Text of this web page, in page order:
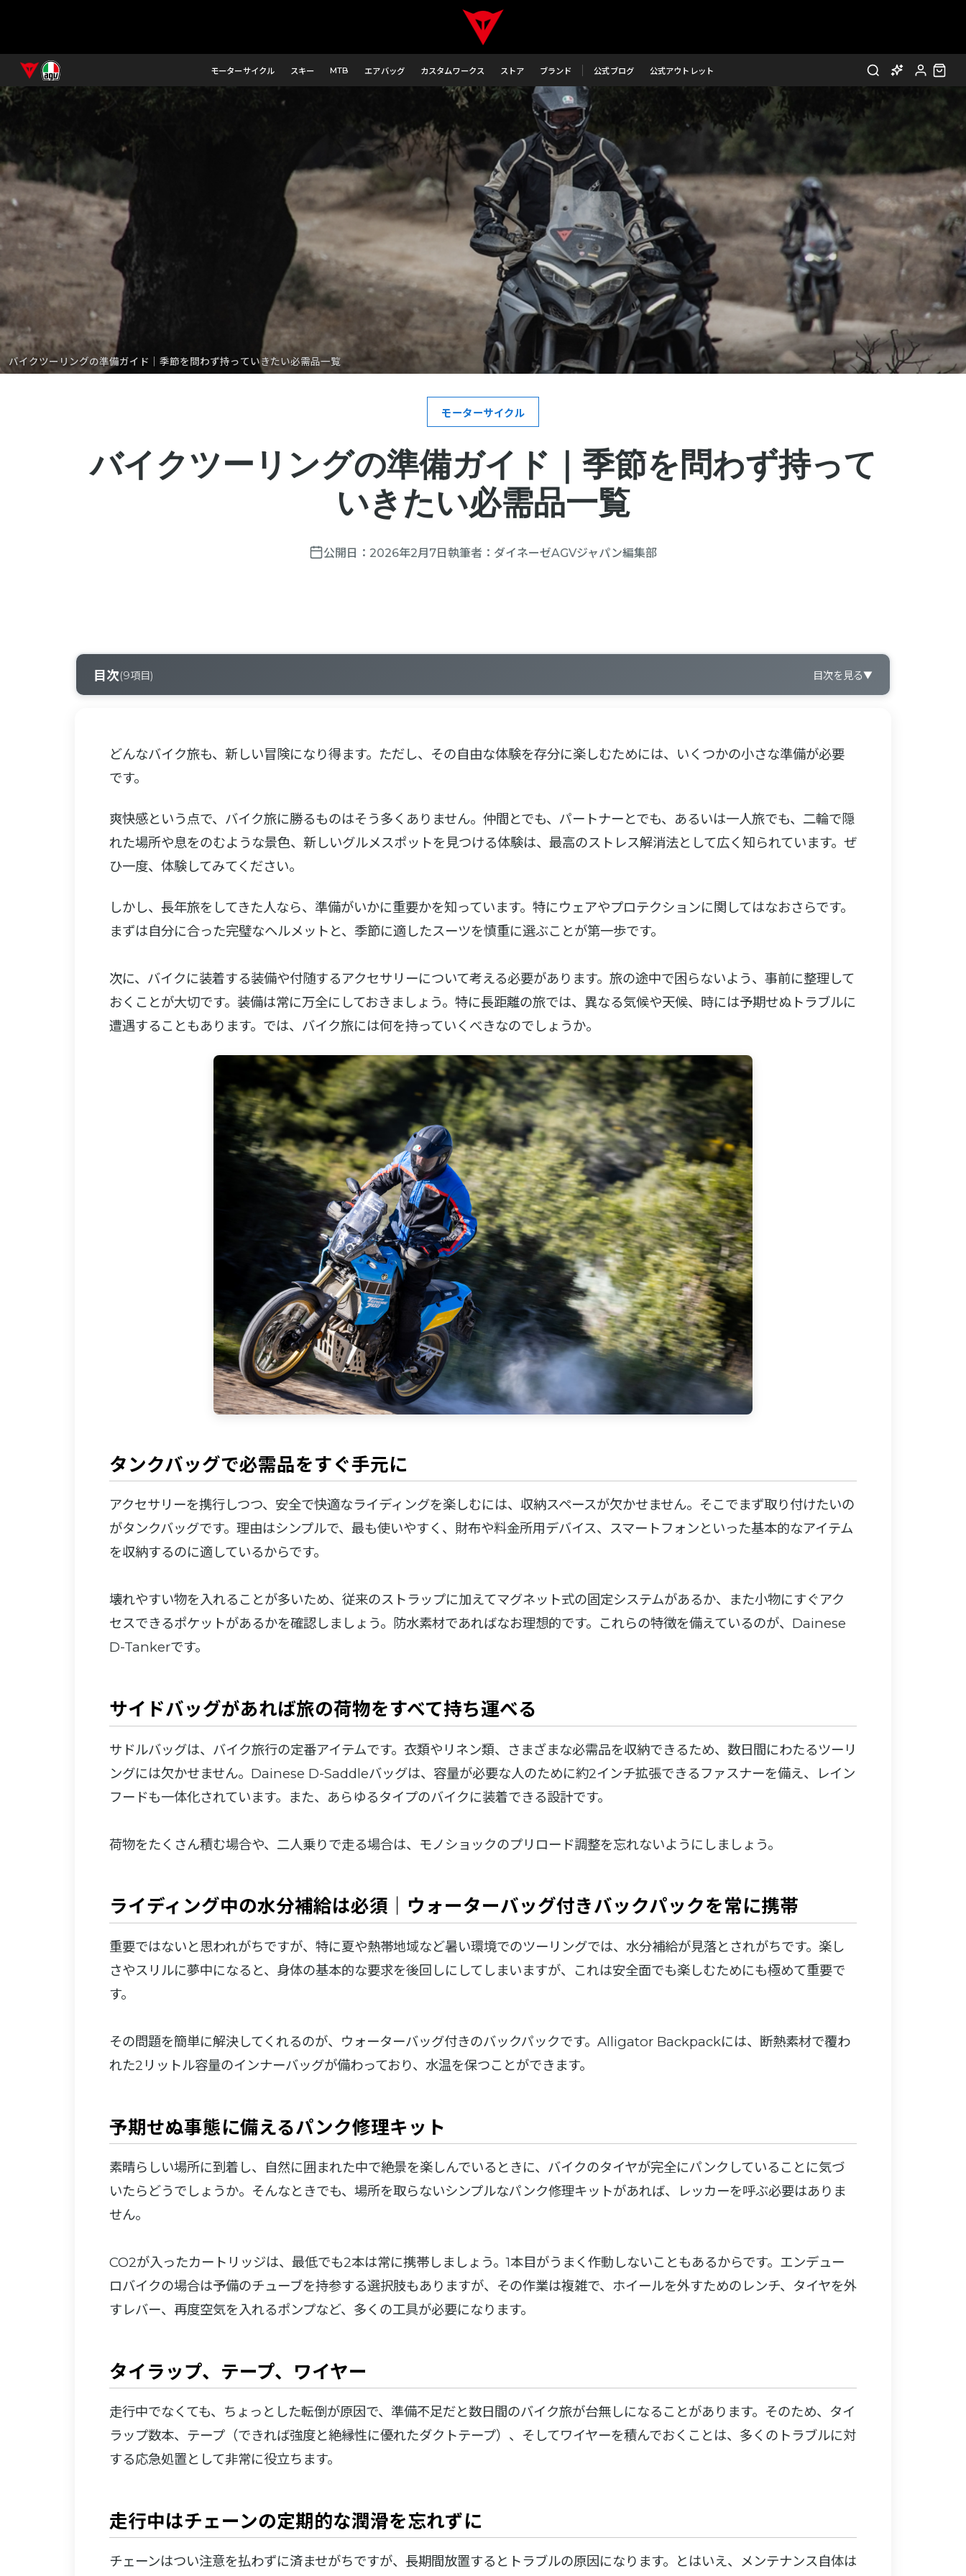
モーターサイクル スキー MTB エアバッグ カスタムワークス ストア ブランド 公式ブログ 公式アウトレット
バイクツーリングの準備ガイド｜季節を問わず持っていきたい必需品一覧
モーターサイクル
バイクツーリングの準備ガイド｜季節を問わず持って
いきたい必需品一覧
公開日： 2026年2月7日 執筆者： ダイネーゼAGVジャパン編集部
目次(9項目) 目次を見る▼
0-3 ライディング中の水分補給は必須｜ウォーターバッグ付きバックパックを常に携帯
0-5 タイラップ、テープ、ワイヤー
0-6 走行中はチェーンの定期的な潤滑を忘れずに
0-7 GPSナビゲーターかスマートフォンホルダーか？
0-8 シガーソケットまたはバッテリー接続用の充電器
どんなバイク旅も、新しい冒険になり得ます。ただし、その自由な体験を存分に楽しむためには、いくつかの小さな準備が必要
です。
爽快感という点で、バイク旅に勝るものはそう多くありません。仲間とでも、パートナーとでも、あるいは一人旅でも、二輪で隠
れた場所や息をのむような景色、新しいグルメスポットを見つける体験は、最高のストレス解消法として広く知られています。ぜ
ひ一度、体験してみてください。
しかし、長年旅をしてきた人なら、準備がいかに重要かを知っています。特にウェアやプロテクションに関してはなおさらです。
まずは自分に合った完璧なヘルメットと、季節に適したスーツを慎重に選ぶことが第一歩です。
次に、バイクに装着する装備や付随するアクセサリーについて考える必要があります。旅の途中で困らないよう、事前に整理して
おくことが大切です。装備は常に万全にしておきましょう。特に長距離の旅では、異なる気候や天候、時には予期せぬトラブルに
遭遇することもあります。では、バイク旅には何を持っていくべきなのでしょうか。
タンクバッグで必需品をすぐ手元に
アクセサリーを携行しつつ、安全で快適なライディングを楽しむには、収納スペースが欠かせません。そこでまず取り付けたいの
がタンクバッグです。理由はシンプルで、最も使いやすく、財布や料金所用デバイス、スマートフォンといった基本的なアイテム
を収納するのに適しているからです。
壊れやすい物を入れることが多いため、従来のストラップに加えてマグネット式の固定システムがあるか、また小物にすぐアク
セスできるポケットがあるかを確認しましょう。防水素材であればなお理想的です。これらの特徴を備えているのが、Dainese
D-Tankerです。
サイドバッグがあれば旅の荷物をすべて持ち運べる
サドルバッグは、バイク旅行の定番アイテムです。衣類やリネン類、さまざまな必需品を収納できるため、数日間にわたるツーリ
ングには欠かせません。Dainese D-Saddleバッグは、容量が必要な人のために約2インチ拡張できるファスナーを備え、レイン
フードも一体化されています。また、あらゆるタイプのバイクに装着できる設計です。
荷物をたくさん積む場合や、二人乗りで走る場合は、モノショックのプリロード調整を忘れないようにしましょう。
ライディング中の水分補給は必須｜ウォーターバッグ付きバックパックを常に携帯
重要ではないと思われがちですが、特に夏や熱帯地域など暑い環境でのツーリングでは、水分補給が見落とされがちです。楽し
さやスリルに夢中になると、身体の基本的な要求を後回しにしてしまいますが、これは安全面でも楽しむためにも極めて重要で
す。
その問題を簡単に解決してくれるのが、ウォーターバッグ付きのバックパックです。Alligator Backpackには、断熱素材で覆わ
れた2リットル容量のインナーバッグが備わっており、水温を保つことができます。
予期せぬ事態に備えるパンク修理キット
素晴らしい場所に到着し、自然に囲まれた中で絶景を楽しんでいるときに、バイクのタイヤが完全にパンクしていることに気づ
いたらどうでしょうか。そんなときでも、場所を取らないシンプルなパンク修理キットがあれば、レッカーを呼ぶ必要はありま
せん。
CO2が入ったカートリッジは、最低でも2本は常に携帯しましょう。1本目がうまく作動しないこともあるからです。エンデュー
ロバイクの場合は予備のチューブを持参する選択肢もありますが、その作業は複雑で、ホイールを外すためのレンチ、タイヤを外
すレバー、再度空気を入れるポンプなど、多くの工具が必要になります。
タイラップ、テープ、ワイヤー
走行中でなくても、ちょっとした転倒が原因で、準備不足だと数日間のバイク旅が台無しになることがあります。そのため、タイ
ラップ数本、テープ（できれば強度と絶縁性に優れたダクトテープ）、そしてワイヤーを積んでおくことは、多くのトラブルに対
する応急処置として非常に役立ちます。
走行中はチェーンの定期的な潤滑を忘れずに
チェーンはつい注意を払わずに済ませがちですが、長期間放置するとトラブルの原因になります。とはいえ、メンテナンス自体は